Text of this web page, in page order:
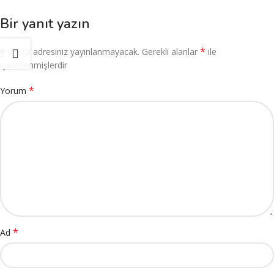
Bir yanıt yazın
E-posta adresiniz yayınlanmayacak. Gerekli alanlar * ile
işaretlenmişlerdir
Yorum *
Ad *